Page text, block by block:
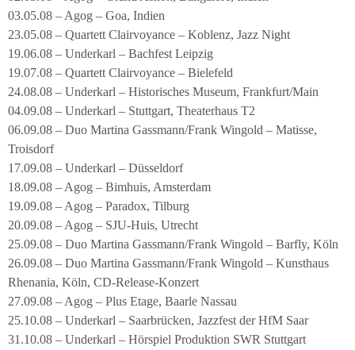
03.05.08 – Agog – Goa, Indien
23.05.08 – Quartett Clairvoyance – Koblenz, Jazz Night
19.06.08 – Underkarl – Bachfest Leipzig
19.07.08 – Quartett Clairvoyance – Bielefeld
24.08.08 – Underkarl – Historisches Museum, Frankfurt/Main
04.09.08 – Underkarl – Stuttgart, Theaterhaus T2
06.09.08 – Duo Martina Gassmann/Frank Wingold – Matisse,
Troisdorf
17.09.08 – Underkarl – Düsseldorf
18.09.08 – Agog – Bimhuis, Amsterdam
19.09.08 – Agog – Paradox, Tilburg
20.09.08 – Agog – SJU-Huis, Utrecht
25.09.08 – Duo Martina Gassmann/Frank Wingold – Barfly, Köln
26.09.08 – Duo Martina Gassmann/Frank Wingold – Kunsthaus
Rhenania, Köln, CD-Release-Konzert
27.09.08 – Agog – Plus Etage, Baarle Nassau
25.10.08 – Underkarl – Saarbrücken, Jazzfest der HfM Saar
31.10.08 – Underkarl – Hörspiel Produktion SWR Stuttgart